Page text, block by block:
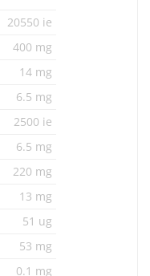
20550 ie
400 mg
14 mg
6.5 mg
2500 ie
6.5 mg
220 mg
13 mg
51 ug
53 mg
0.1 mg